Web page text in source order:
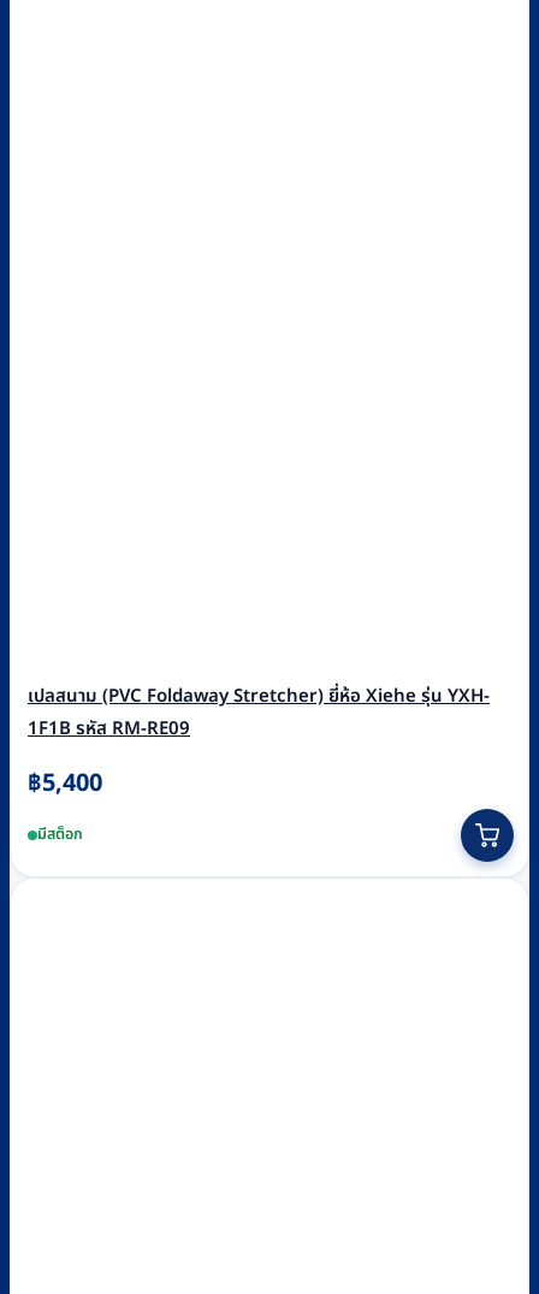
เปลสนาม (PVC Foldaway Stretcher) ยี่ห้อ Xiehe รุ่น YXH-
1F1B รหัส RM-RE09
฿5,400
มีสต็อก